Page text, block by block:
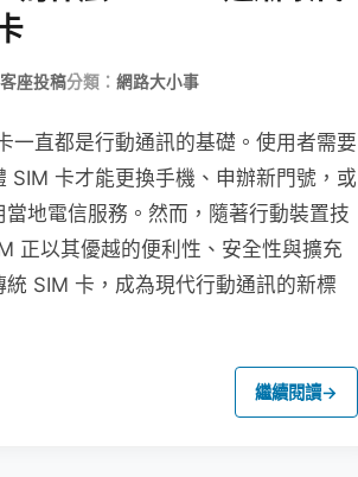
客座投稿分類： 網路大小事
一直都是行動通訊的基礎。使用者需要
SIM 卡才能更換手機、申辦新門號，或
當地電信服務。然而，隨著行動裝置技
正以其優越的便利性、安全性與擴充
SIM 卡，成為現代行動通訊的新標
繼續閱讀→